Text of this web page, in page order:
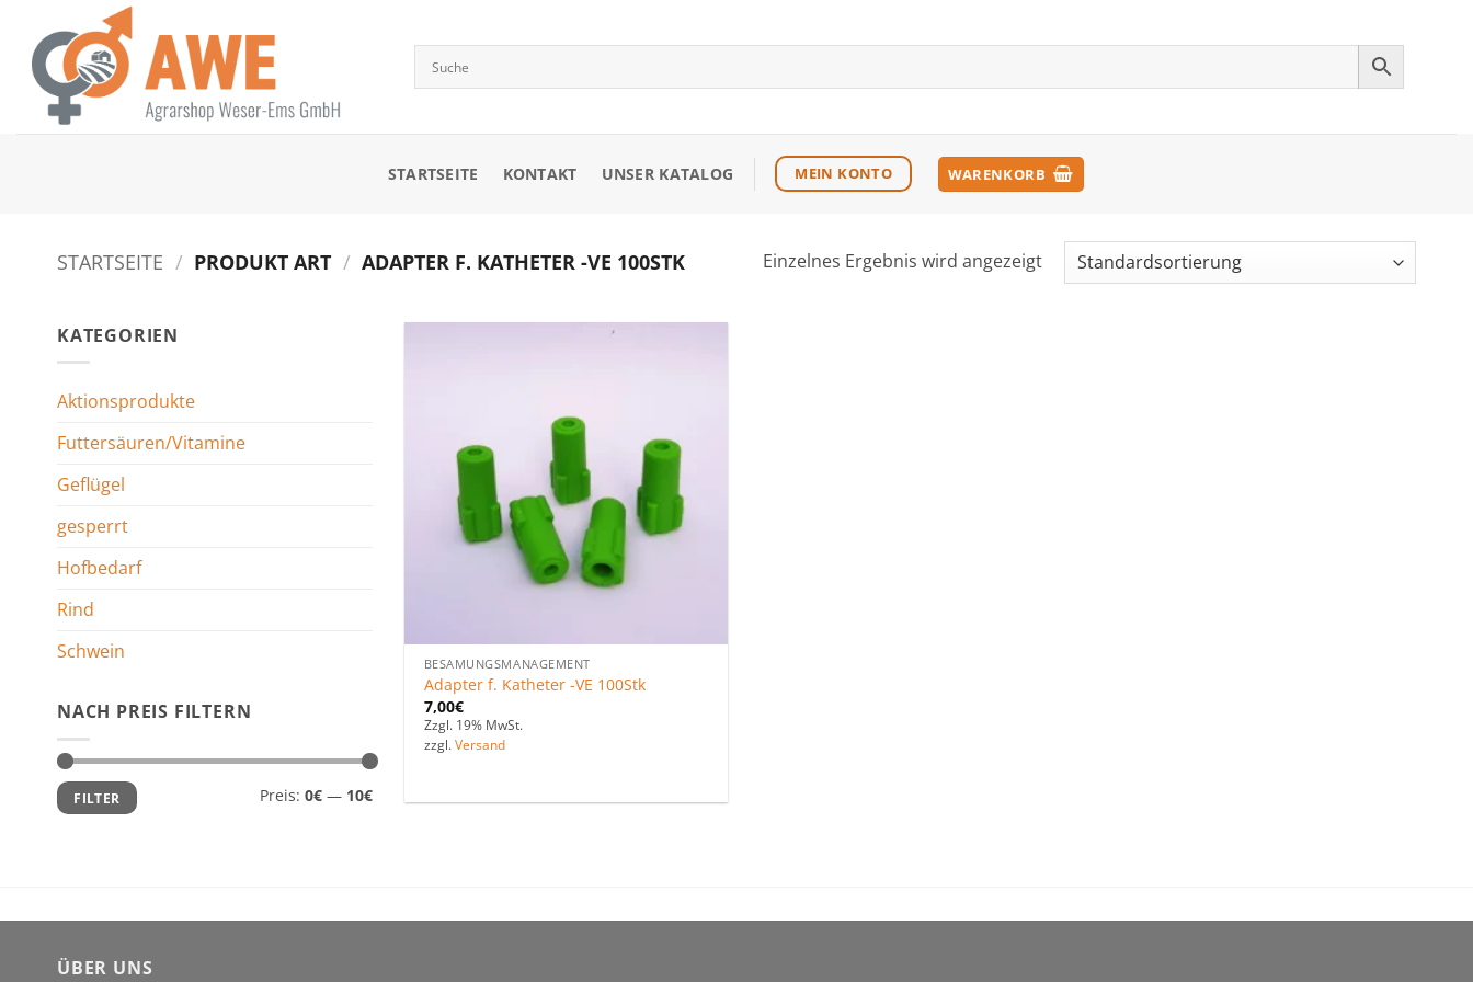
Inhalt
springen
STARTSEITE KONTAKT UNSER KATALOG MEIN KONTO WARENKORB
STARTSEITE / PRODUKT ART / ADAPTER F. KATHETER -VE 100STK Einzelnes Ergebnis wird angezeigt
KATEGORIEN
Aktionsprodukte
Futtersäuren/Vitamine
Geflügel
gesperrt
Hofbedarf
Rind
Schwein
NACH PREIS FILTERN
Min.
Preis
Max.
Preis
FILTER Preis: 0€— 10€
BESAMUNGSMANAGEMENT
Adapter f. Katheter -VE 100Stk
7,00€
Zzgl. 19% MwSt.
zzgl. Versand
ÜBER UNS